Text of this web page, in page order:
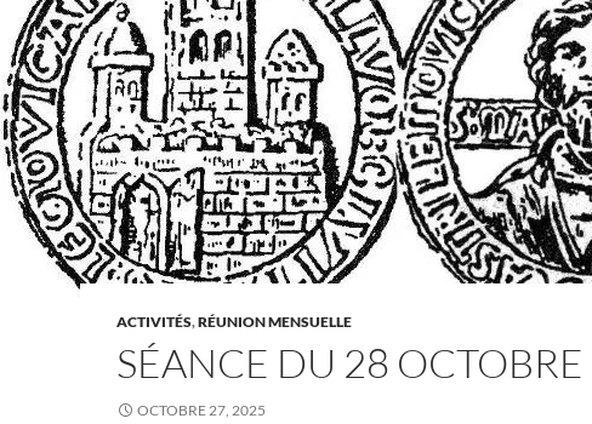
ACTIVITÉS,RÉUNION MENSUELLE
SÉANCE DU 28
OCTOBRE 27, 2025